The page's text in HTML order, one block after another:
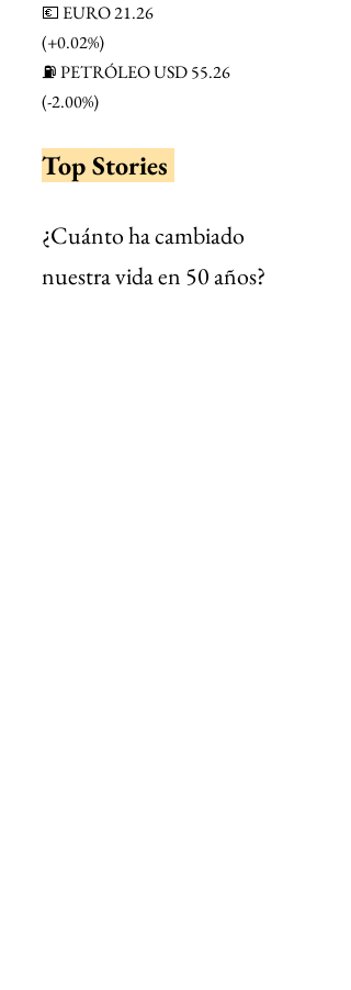
💶 EURO 21.26
(+0.02%)
⛽ PETRÓLEO USD 55.26
(-2.00%)
Top Stories
¿Cuánto ha cambiado
nuestra vida en 50 años?